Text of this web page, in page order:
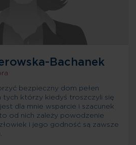
Bachanek
bezpieczny dom pełen
tych którzy kiedyś troszczyli się
dla mnie wsparcie i szacunek
od nich zależy powodzenie
i jego godność są zawsze